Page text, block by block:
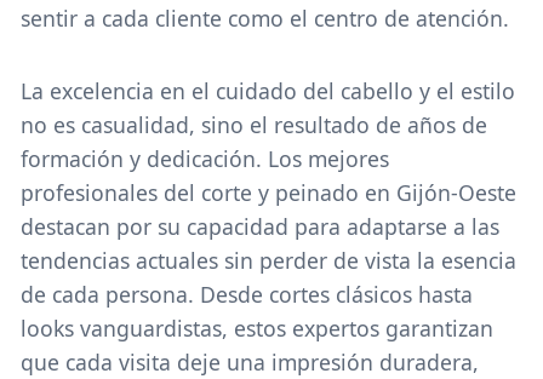
sentir a cada cliente como el centro de atención.
La excelencia en el cuidado del cabello y el estilo
no es casualidad, sino el resultado de años de
formación y dedicación. Los mejores
profesionales del corte y peinado en Gijón-Oeste
destacan por su capacidad para adaptarse a las
tendencias actuales sin perder de vista la esencia
de cada persona. Desde cortes clásicos hasta
looks vanguardistas, estos expertos garantizan
que cada visita deje una impresión duradera,